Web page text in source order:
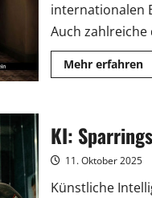
internationalen
Auch
Mehr erfahren
in
KI:
11. Oktober 2025
Künstliche